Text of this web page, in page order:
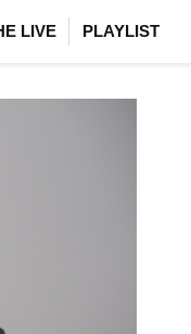
LIVE PLAYLIST